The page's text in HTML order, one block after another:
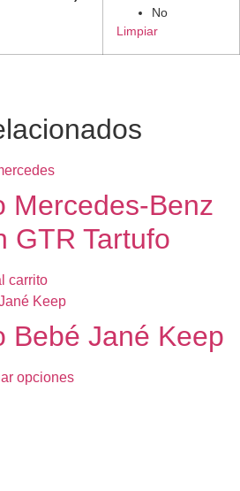
No
Limpiar
Mercedes-Benz
GTR Tartufo
carrito
Bebé Jané Keep
opcionesEste